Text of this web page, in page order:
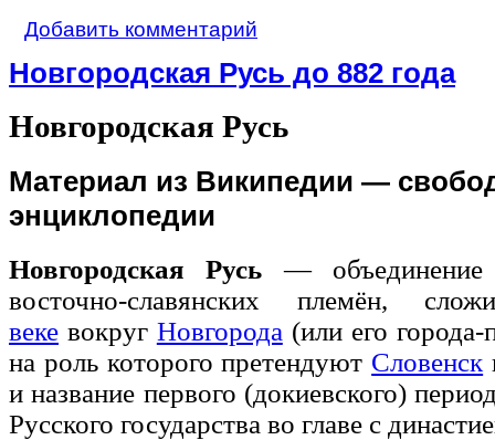
Добавить комментарий
Новгородская Русь до 882 года
Новгородская Русь
Материал из Википедии —
энциклопедии
Новгородская Русь — объединение
восточно-славянских племён,
веке вокруг Новгорода (или его
на роль которого претендуют Словенск
и название первого (докиевского)
Русского государства во главе с